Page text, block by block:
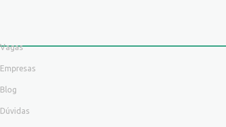
Vagas
Empresas
Blog
Dúvidas